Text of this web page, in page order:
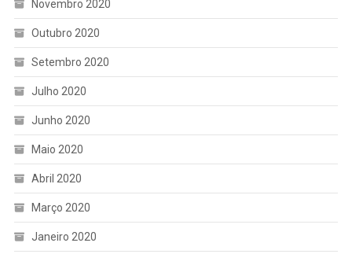
Novembro 2020
Outubro 2020
Setembro 2020
Julho 2020
Junho 2020
Maio 2020
Abril 2020
Março 2020
Janeiro 2020